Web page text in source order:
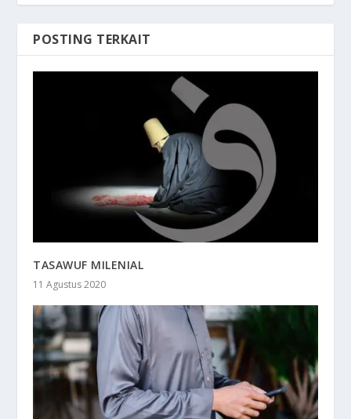
POSTING TERKAIT
TASAWUF MILENIAL
11 Agustus 2020